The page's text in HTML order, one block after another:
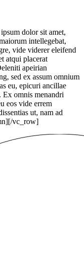
dolor sit amet,
intellegebat,
vide viderer eleifend
atqui placerat
apeirian
sed ex assum omnium
eu, epicuri ancillae
Ex omnis menandri
eos vide errem
ut, nam ad
vc_row]